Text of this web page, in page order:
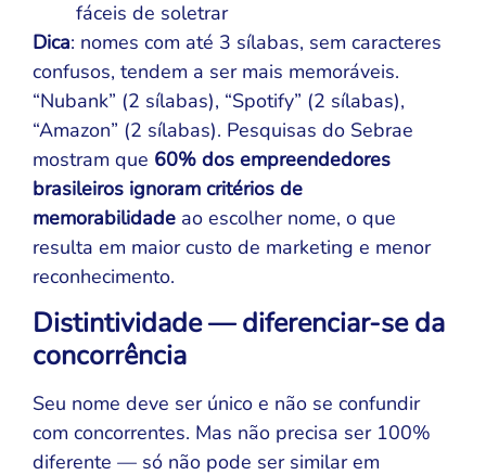
fáceis de soletrar
Dica: nomes com até 3 sílabas, sem caracteres
confusos, tendem a ser mais memoráveis.
“Nubank” (2 sílabas), “Spotify” (2 sílabas),
“Amazon” (2 sílabas). Pesquisas do Sebrae
mostram que 60% dos empreendedores
brasileiros ignoram critérios de
memorabilidade ao escolher nome, o que
resulta em maior custo de marketing e menor
reconhecimento.
Distintividade — diferenciar-se da
concorrência
Seu nome deve ser único e não se confundir
com concorrentes. Mas não precisa ser 100%
diferente — só não pode ser similar em